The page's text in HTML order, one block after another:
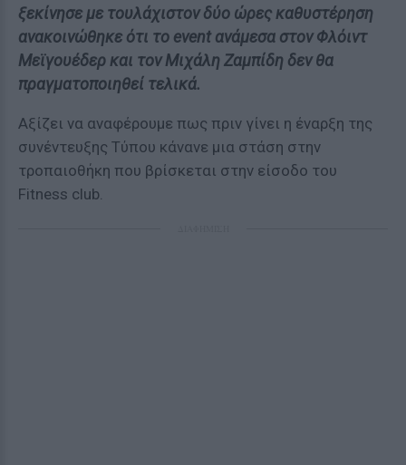
ξεκίνησε με τουλάχιστον δύο ώρες καθυστέρηση
ανακοινώθηκε ότι το event ανάμεσα στον Φλόιντ
Μεϊγουέδερ και τον Μιχάλη Ζαμπίδη δεν θα
πραγματοποιηθεί τελικά.
Αξίζει να αναφέρουμε πως πριν γίνει η έναρξη της
συνέντευξης Τύπου κάνανε μια στάση στην
τροπαιοθήκη που βρίσκεται στην είσοδο του
Fitness club.